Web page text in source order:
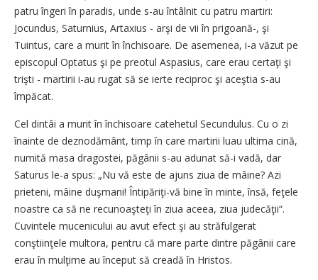
patru îngeri în paradis, unde s-au întâlnit cu patru martiri:
Jocundus, Saturnius, Artaxius - arşi de vii în prigoană-, şi
Tuintus, care a murit în închisoare. De asemenea, i-a văzut pe
episcopul Optatus şi pe preotul Aspasius, care erau certaţi şi
trişti - martirii i-au rugat să se ierte reciproc şi aceştia s-au
împăcat.
Cel dintâi a murit în închisoare catehetul Secundulus. Cu o zi
înainte de deznodământ, timp în care martirii luau ultima cină,
numită masa dragostei, păgânii s-au adunat să-i vadă, dar
Saturus le-a spus: „Nu vă este de ajuns ziua de mâine? Azi
prieteni, mâine duşmani! Întipăriţi-vă bine în minte, însă, feţele
noastre ca să ne recunoaşteţi în ziua aceea, ziua judecăţii“.
Cuvintele mucenicului au avut efect şi au străfulgerat
conştiinţele multora, pentru că mare parte dintre păgânii care
erau în mulţime au început să creadă în Hristos.